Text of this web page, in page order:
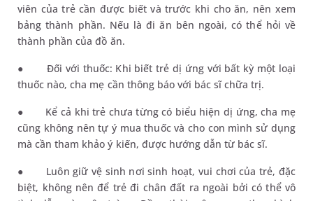
viên của trẻ cần được biết và trước khi cho ăn, nên xem
bảng thành phần. Nếu là đi ăn bên ngoài, có thể hỏi về
thành phần của đồ ăn.
●
Đối với thuốc: Khi biết trẻ dị ứng với bất kỳ một loại
thuốc nào, cha mẹ cần thông báo với bác sĩ chữa trị.
●
Kể cả khi trẻ chưa từng có biểu hiện dị ứng, cha mẹ
cũng không nên tự ý mua thuốc và cho con mình sử dụng
mà cần tham khảo ý kiến, được hướng dẫn từ bác sĩ.
●
Luôn giữ vệ sinh nơi sinh hoạt, vui chơi của trẻ, đặc
biệt, không nên để trẻ đi chân đất ra ngoài bởi có thể vô